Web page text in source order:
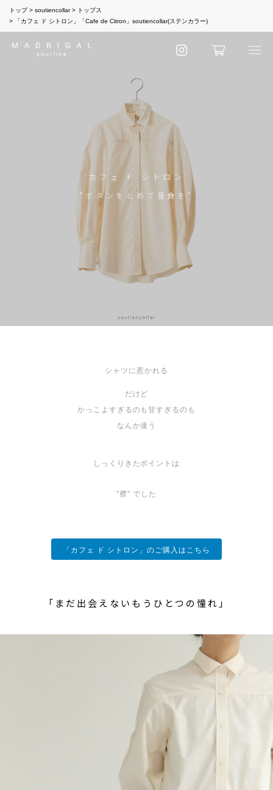
トップ soutiencollar
トップス
「カフェ ド シトロン」「Cafe de Citron」soutiencollar(ステンカラー)
カフェ ド シトロン
"ボタンをとめて昼食を"
シャツに惹かれる
だけど
かっこよすぎるのも甘すぎるのも
なんか違う
しっくりきたポイントは
"襟" でした
「カフェ ド シトロン」のご購入はこちら
「まだ出会えないもうひとつの憧れ」